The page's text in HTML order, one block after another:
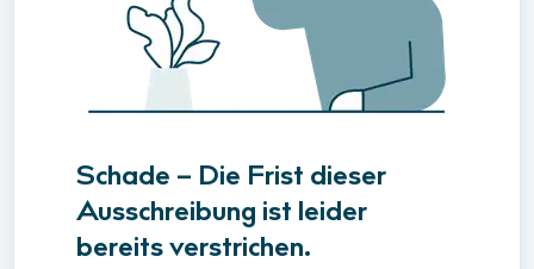
Schade – Die Frist dieser
Ausschreibung ist leider
bereits verstrichen.